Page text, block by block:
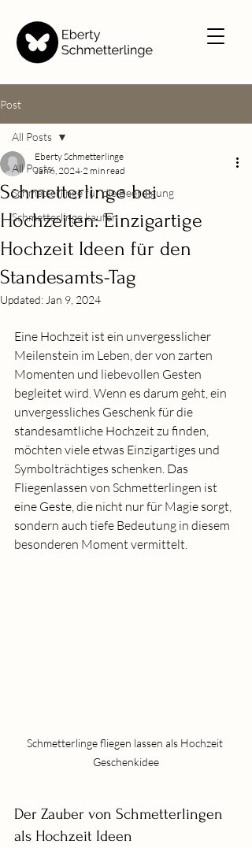
Post
All Posts
Schmetterlinge für die Beerdigung
Schmetterlinge kaufen
All Posts
Schmetterlinge bei
Hochzeiten: Einzigartige
Hochzeit Ideen für den
Standesamts-Tag
Eberty Schmetterlinge
Jan 6, 2024 2 min read
Updated: Jan 9, 2024
Eine Hochzeit ist ein unvergesslicher
Meilenstein im Leben, der von zarten
Momenten und liebevollen Gesten
begleitet wird. Wenn es darum geht, ein
unvergessliches Geschenk für die
standesamtliche Hochzeit zu finden,
möchten viele etwas Einzigartiges und
Symbolträchtiges schenken. Das
Fliegenlassen von Schmetterlingen ist
eine Geste, die nicht nur für Magie sorgt,
sondern auch tiefe Bedeutung in diesem
besonderen Moment vermittelt.
Schmetterlinge fliegen lassen als Hochzeit
Geschenkidee
Der Zauber von Schmetterlingen
als Hochzeit Ideen